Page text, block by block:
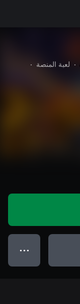
• لعبة المنصة
•
● ● ●